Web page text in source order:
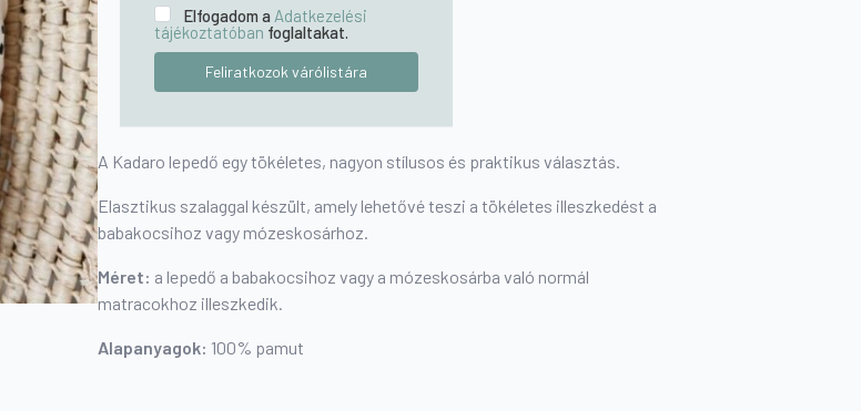
Elfogadom a Adatkezelési
tájékoztatóban foglaltakat.
A Kadaro lepedő egy tökéletes, nagyon stílusos és praktikus választás.
Elasztikus szalaggal készült, amely lehetővé teszi a tökéletes illeszkedést a
babakocsihoz vagy mózeskosárhoz.
Méret: a lepedő a babakocsihoz vagy a mózeskosárba való normál
matracokhoz illeszkedik.
Alapanyagok: 100% pamut